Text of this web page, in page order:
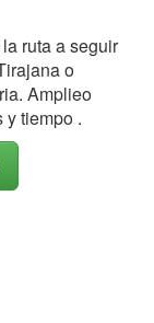
ruta a seguir
o
Amplieo
y tiempo .